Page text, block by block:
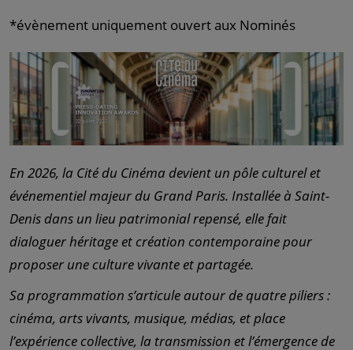
*évènement uniquement ouvert aux Nominés
En 2026, la Cité du Cinéma devient un pôle culturel et
événementiel majeur du Grand Paris. Installée à Saint-
Denis dans un lieu patrimonial repensé, elle fait
dialoguer héritage et création contemporaine pour
proposer une culture vivante et partagée.
Sa programmation s’articule autour de quatre piliers :
cinéma, arts vivants, musique, médias, et place
l’expérience collective, la transmission et l’émergence de